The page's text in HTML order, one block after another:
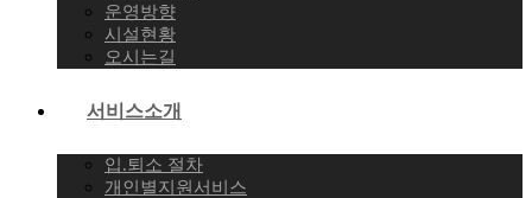
운영방향
시설현황
오시는길
서비스소개
입.퇴소 절차
개인별지원서비스